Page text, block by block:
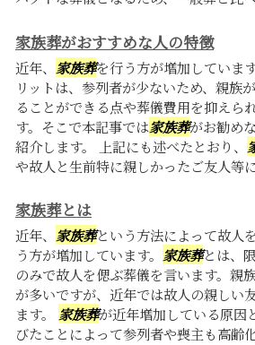
家族葬がおすすめな人の特徴
近年、 家族葬を行う方が増加しています
リットは、参列者が少ないため、親族
ることができる点や葬儀費用を抑えら
す。そこで本記事では家族葬がお勧め
紹介します。 上記にも述べたとおり、
や故人と生前特に親しかったご友人等
家族葬とは
近年、 家族葬という方法によって故人
う方が増加しています。 家族葬とは、
のみで故人を偲ぶ葬儀を言います。親
が多いですが、近年では故人の親しい
ます。 家族葬が近年増加している原因
びたことによって参列者や喪主も高齢